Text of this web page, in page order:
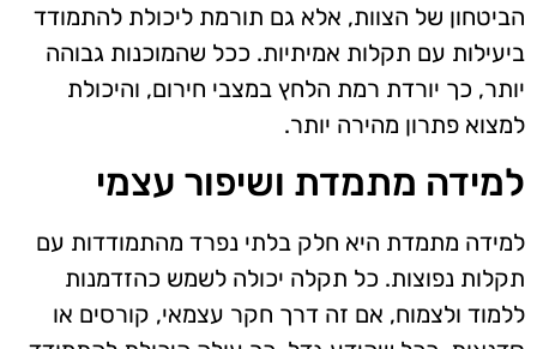
הביטחון של הצוות, אלא גם תורמת ליכולת להתמודד
ביעילות עם תקלות אמיתיות. ככל שהמוכנות גבוהה
יותר, כך יורדת רמת הלחץ במצבי חירום, והיכולת
למצוא פתרון מהירה יותר.
למידה מתמדת ושיפור עצמי
למידה מתמדת היא חלק בלתי נפרד מהתמודדות עם
תקלות נפוצות. כל תקלה יכולה לשמש כהזדמנות
ללמוד ולצמוח, אם זה דרך חקר עצמאי, קורסים או